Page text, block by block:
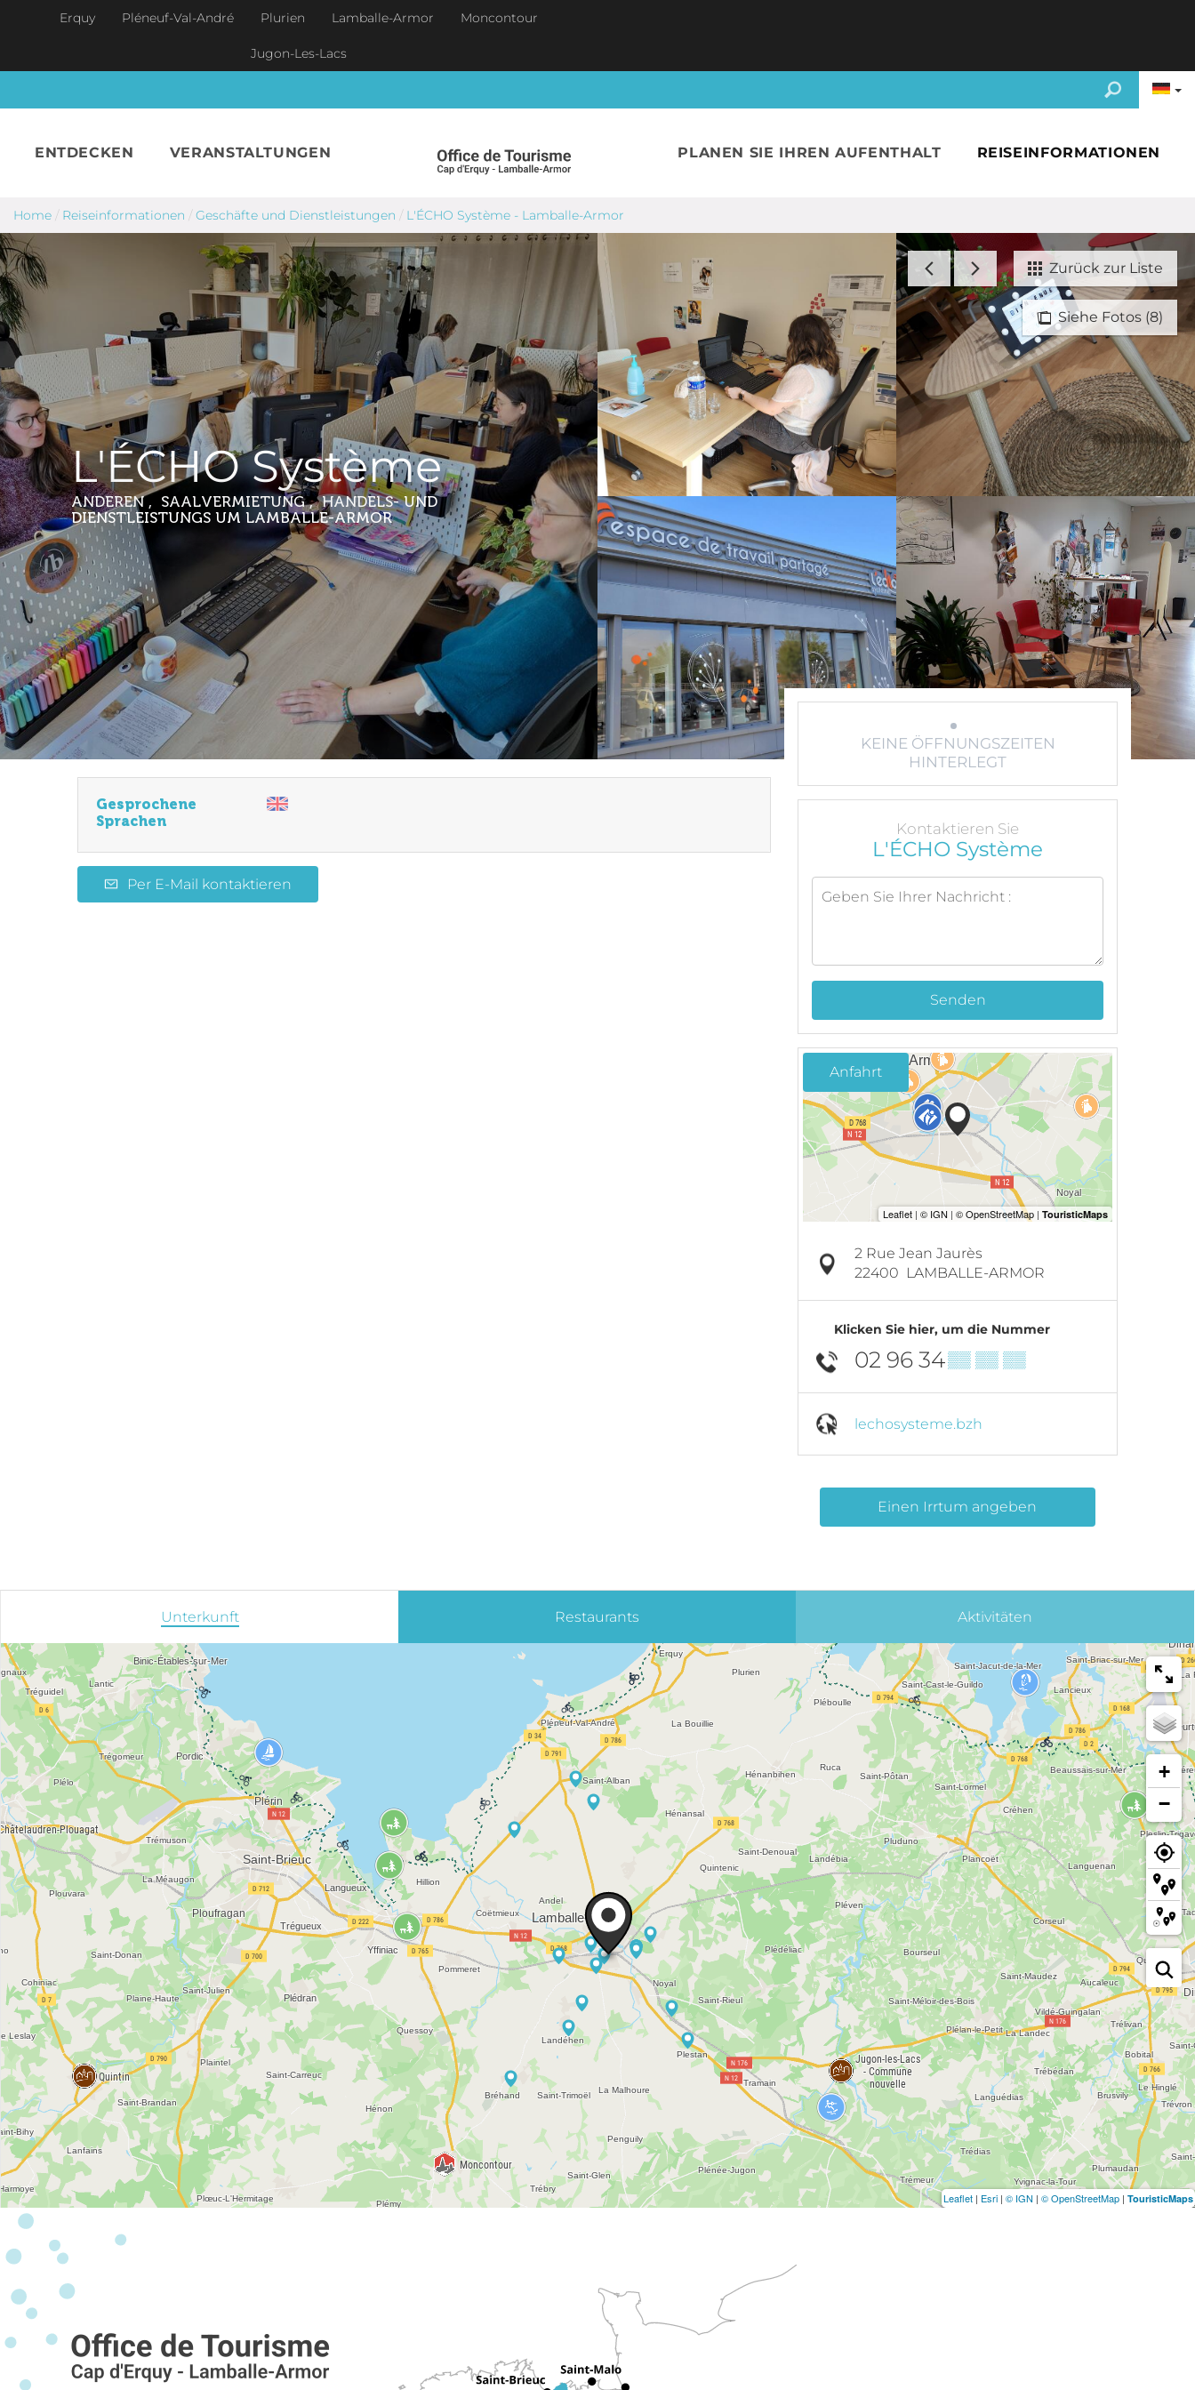
Skip to main content
Erquy Pléneuf-Val-André Plurien Lamballe-Armor Moncontour
Jugon-Les-Lacs
ENTDECKEN VERANSTALTUNGEN PLANEN SIE IHREN AUFENTHALT REISEINFORMATIONEN
Home / Reiseinformationen / Geschäfte und Dienstleistungen / L'ÉCHO Système - Lamballe-Armor
Siehe Fotos (8)
Zurück zur Liste
L'ÉCHO Système
ANDEREN , SAALVERMIETUNG , HANDELS- UND
DIENSTLEISTUNGS UM LAMBALLE-ARMOR
Gesprochene
Sprachen
Per E-Mail kontaktieren
KEINE ÖFFNUNGSZEITEN
HINTERLEGT
Kontaktieren Sie
L'ÉCHO Système
Senden
Anfahrt
2 Rue Jean Jaurès
22400 LAMBALLE-ARMOR
Klicken Sie hier, um die Nummer
02 96 34▒▒ ▒▒ ▒▒
lechosysteme.bzh
Einen Irrtum angeben
Unterkunft Restaurants Aktivitäten
+
−
Leaflet | Esri | © IGN | © OpenStreetMap | TouristicMaps